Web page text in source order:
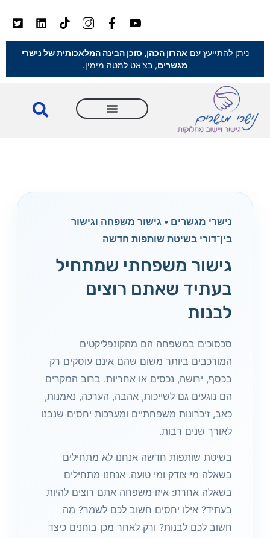
ניתן להתייעץ עם אהרון הכהן, סוכן הבינה המלאכותית של נישרי
מגשרים, בצ'אט למטה מימין.
נישרי מגשרים • גישור משפחה וגישור
בין־דורי בשיטת שותפות חדשה
גישור משפחתי שמתחיל
בעתיד שאתם רוצים
לבנות
סכסוכים במשפחה הם מהקונפליקטים
המורכבים ביותר משום שהם אינם עוסקים רק
בכסף, ירושה, נכסים או אחריות. ברוב המקרים
הם נוגעים גם לשייכות, אהבה, הערכה, נאמנות,
כאב, זיכרונות משפחתיים ומערכות יחסים שנבנו
לאורך שנים רבות.
בשיטת שותפות חדשה אנחנו לא מתחילים
בשאלה מי צודק ומי טועה. אנחנו מתחילים
בשאלה אחרת: איזו משפחה אתם רוצים להיות
בעתיד? אילו יחסים חשוב לכם לשמר? מה
חשוב לכם לבנות? ורק לאחר מכן בוחנים כיצד